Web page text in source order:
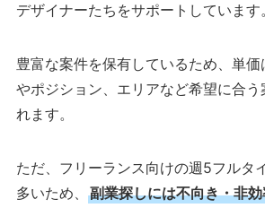
デザイナーたちをサポートしています。
豊富な案件を保有しているため、単
やポジション、エリアなど希望に合う
れます。
ただ、フリーランス向けの週5フルタ
多いため、 副業探しには不向き・非